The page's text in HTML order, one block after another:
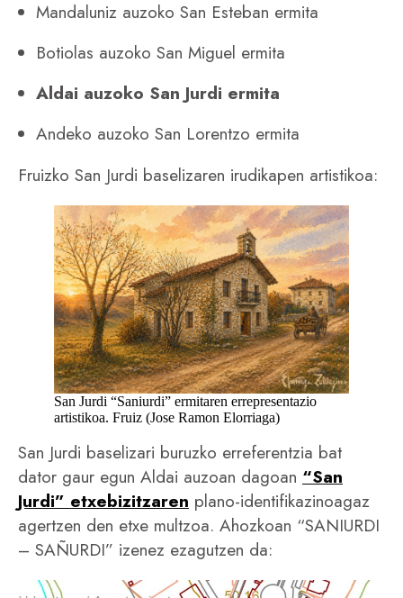
Mandaluniz auzoko San Esteban ermita
Botiolas auzoko San Miguel ermita
Aldai auzoko San Jurdi ermita
Andeko auzoko San Lorentzo ermita
Fruizko San Jurdi baselizaren irudikapen artistikoa:
San Jurdi “Saniurdi” ermitaren errepresentazio
artistikoa. Fruiz (Jose Ramon Elorriaga)
San Jurdi baselizari buruzko erreferentzia bat
dator gaur egun Aldai auzoan dagoan “San
Jurdi” etxebizitzaren plano-identifikazinoagaz
agertzen den etxe multzoa. Ahozkoan “SANIURDI
– SAÑURDI” izenez ezagutzen da: